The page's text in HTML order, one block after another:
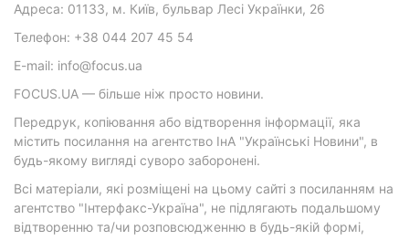
Адреса: 01133, м. Київ, бульвар Лесі Українки, 26
Телефон: +38 044 207 45 54
E-mail: info@focus.ua
FOCUS.UA — більше ніж просто новини.
Передрук, копіювання або відтворення інформації, яка
містить посилання на агентство ІнА "Українські Новини", в
будь-якому вигляді суворо заборонені.
Всі матеріали, які розміщені на цьому сайті з посиланням на
агентство "Інтерфакс-Україна", не підлягають подальшому
відтворенню та/чи розповсюдженню в будь-якій формі,